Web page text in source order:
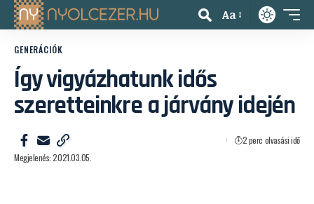
Aa
GENERÁCIÓK
Így vigyázhatunk idős
szeretteinkre a járvány idején
Megjelenés: 2021.03.05.
2 perc olvasási idő